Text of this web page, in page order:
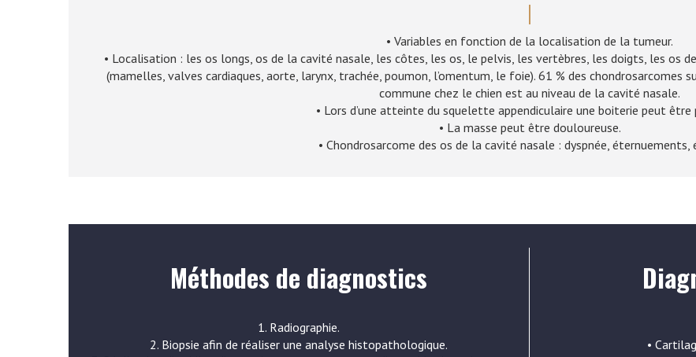
• Variables en fonction de la localisation de la tumeur.
• Localisation : les os longs, os de la cavité nasale, les côtes, les os, le pelvis, les vertèbres, les doigts, les os
(mamelles, valves cardiaques, aorte, larynx, trachée, poumon, l’omentum, le foie). 61 % des
commune chez le chien est au niveau de la cavité nasale.
• Lors d’une atteinte du squelette appendiculaire une boiterie peut être
• La masse peut être douloureuse.
• Chondrosarcome des os de la cavité nasale : dyspnée, éternuements,
Méthodes de diagnostics
1. Radiographie.
2. Biopsie afin de réaliser une analyse histopathologique.
•